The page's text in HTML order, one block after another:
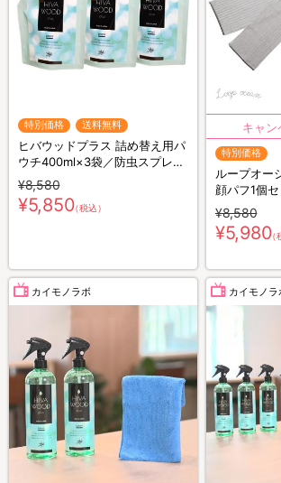
特別価格 送料無料
ヒバウッドプラス 詰め替え用パ
ウチ400ml×3袋／防虫スプレー
／防虫剤／害虫忌避剤
¥8,580
¥5,850（税込）
特別価格
ループオー
顔パフ1個
ル
¥8,580
¥5,980（
カイモノラボ カイモノラ